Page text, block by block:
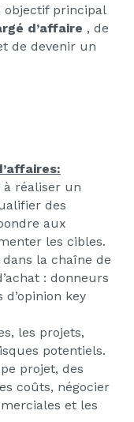
objectif principal
d’affaire , de
de devenir un
à réaliser un
des
aux
les cibles.
la chaîne de
: donneurs
key
les projets,
potentiels.
projet, des
coûts, négocier
et les